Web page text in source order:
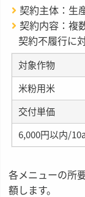
契約主体：生
契約内容：複
契約不履行に
対象作物
米粉用米
交付単価
6,000円以内/
各メニューの所
額します。